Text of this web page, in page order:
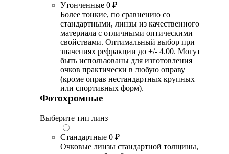
Утонченные 0 ₽
Более тонкие, по сравнению со
стандартными, линзы из качественного
материала с отличными оптическими
свойствами. Оптимальный выбор при
значениях рефракции до +/- 4.00. Могут
быть использованы для изготовления
очков практически в любую оправу
(кроме оправ нестандартных крупных
или спортивных форм).
Фотохромные
Выберите тип линз
Стандартные 0 ₽
Очковые линзы стандартной толщины,